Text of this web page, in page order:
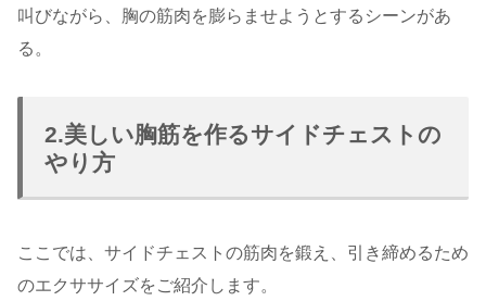
叫びながら、胸の筋肉を膨らませようとするシーンがあ
る。
2.美しい胸筋を作るサイドチェストの
やり方
ここでは、サイドチェストの筋肉を鍛え、引き締めるため
のエクササイズをご紹介します。